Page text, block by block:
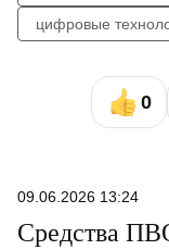
цифровые
0
09.06.2026 13:24
Средства